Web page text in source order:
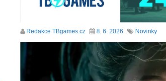
Redakce TBgames.cz 8. 6. 2026 Novinky